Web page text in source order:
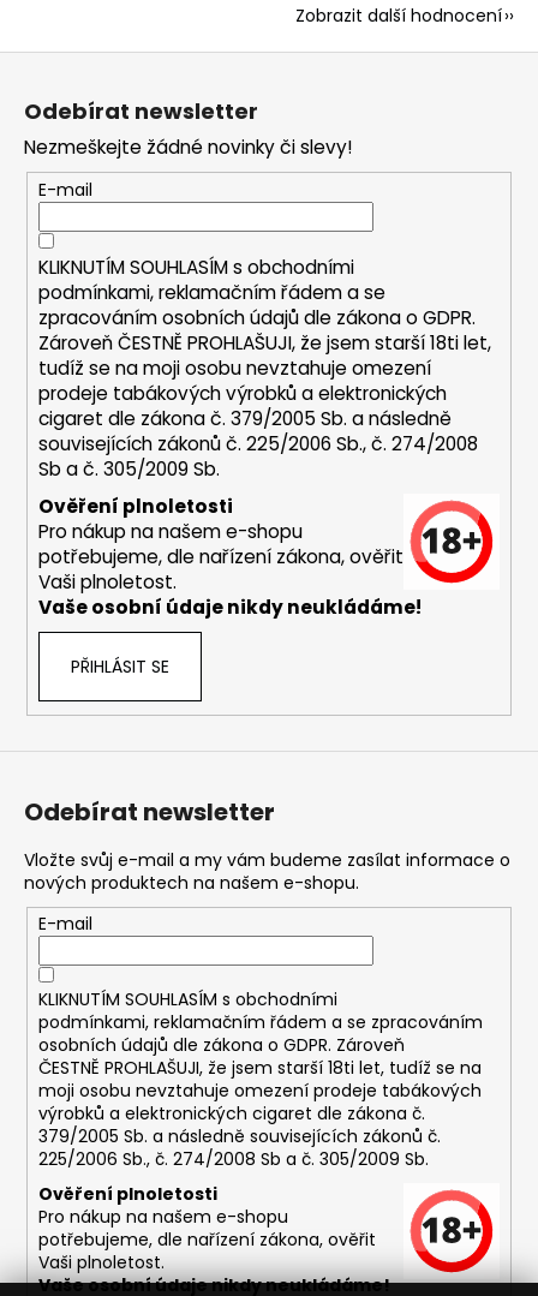
Zobrazit další hodnocení
Odebírat newsletter
Nezmeškejte žádné novinky či slevy!
E-mail
KLIKNUTÍM SOUHLASÍM s obchodními
podmínkami,reklamačním řádem a se
zpracováním osobních údajů dle zákona oGDPR.
Zároveň ČESTNĚ PROHLAŠUJI, že jsem starší 18ti let,
tudíž se na moji osobu nevztahuje omezení
prodeje tabákových výrobků a elektronických
cigaret dle zákona č. 379/2005 Sb. a následně
souvisejících zákonů č. 225/2006 Sb., č. 274/2008
Sb a č. 305/2009 Sb.
Ověření plnoletosti
Pro nákup na našem e-shopu
potřebujeme, dle nařízení zákona, ověřit
Vaši plnoletost.
Vaše osobní údaje nikdy neukládáme!
PŘIHLÁSIT SE
Odebírat newsletter
Vložte svůj e-mail a my vám budeme zasílat informace o
nových produktech na našem e-shopu.
E-mail
KLIKNUTÍM SOUHLASÍM s obchodními
podmínkami, reklamačním řádem a se zpracováním
osobních údajů dle zákona o GDPR. Zároveň
ČESTNĚ PROHLAŠUJI, že jsem starší 18ti let, tudíž se na
moji osobu nevztahuje omezení prodeje tabákových
výrobků a elektronických cigaret dle zákona č.
379/2005 Sb. a následně souvisejících zákonů č.
225/2006 Sb., č. 274/2008 Sb a č. 305/2009 Sb.
Ověření plnoletosti
Pro nákup na našem e-shopu
potřebujeme, dle nařízení zákona, ověřit
Vaši plnoletost.
Vaše osobní údaje nikdy neukládáme!